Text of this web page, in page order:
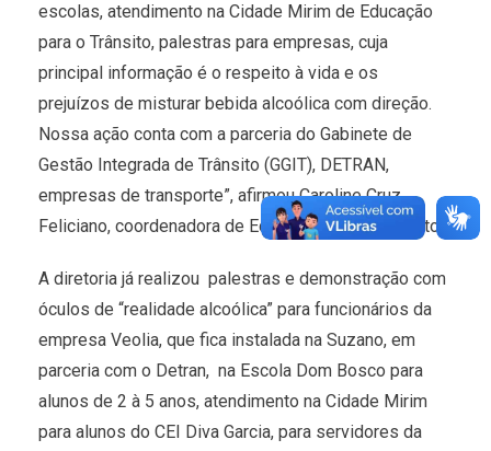
escolas, atendimento na Cidade Mirim de Educação
para o Trânsito, palestras para empresas, cuja
principal informação é o respeito à vida e os
prejuízos de misturar bebida alcoólica com direção.
Nossa ação conta com a parceria do Gabinete de
Gestão Integrada de Trânsito (GGIT), DETRAN,
empresas de transporte”, afirmou Caroline Cruz
Feliciano, coordenadora de Educação para o Trânsito.
A diretoria já realizou palestras e demonstração com
óculos de “realidade alcoólica” para funcionários da
empresa Veolia, que fica instalada na Suzano, em
parceria com o Detran, na Escola Dom Bosco para
alunos de 2 à 5 anos, atendimento na Cidade Mirim
para alunos do CEI Diva Garcia, para servidores da